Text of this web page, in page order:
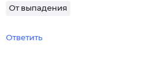
От выпадения
Ответить